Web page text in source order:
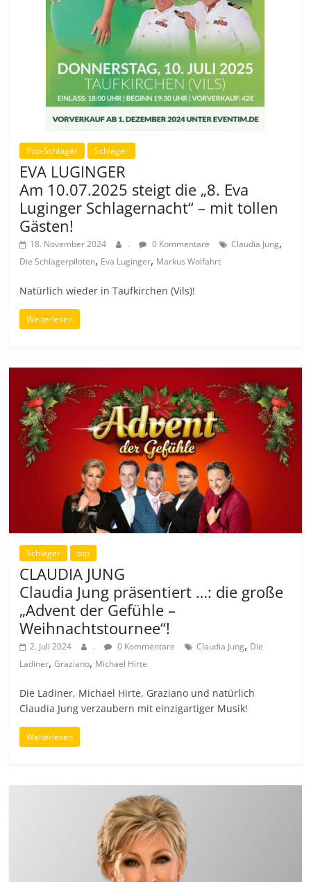
Pop-Schlager Schlager
EVA LUGINGER
Am 10.07.2025 steigt die „8. Eva
Luginger Schlagernacht“ – mit tollen
Gästen!
18. November 2024 . 0 Kommentare Claudia Jung,
Die Schlagerpiloten, Eva Luginger, Markus Wolfahrt
Natürlich wieder in Taufkirchen (Vils)!
Weiterlesen
Schlager top
CLAUDIA JUNG
Claudia Jung präsentiert …: die große
„Advent der Gefühle –
Weihnachtstournee“!
2. Juli 2024 . 0 Kommentare Claudia Jung, Die
Ladiner,Graziano, Michael Hirte
Die Ladiner, Michael Hirte, Graziano und natürlich
Claudia Jung verzaubern mit einzigartiger Musik!
Weiterlesen